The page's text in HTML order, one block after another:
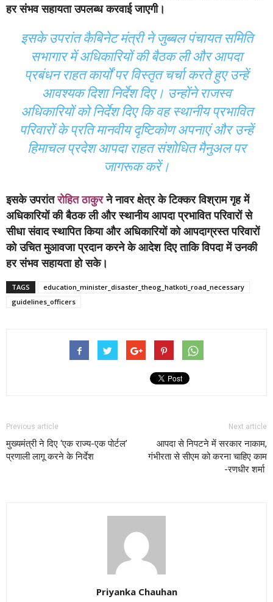
हर संभव सहायता उपलब्ध करवाई जाएगी।
इसके उपरांत कैबिनेट मंत्री ने जुब्बल पंचायत समिति
सभागार में अधिकारियों की बैठक ली और आपदा
प्रबंधन राहत कार्यों पर विस्तृत चर्चा करते हुए उन्हें
आवश्यक दिशा निर्देश दिए। उन्होंने राजस्व
अधिकारियों को निर्देश दिए कि वह स्थानीय प्रभावित
परिवारों के प्रति मानवीय दृष्टिकोण अपनाएं और उन्हें
हिमाचल प्रदेश आपदा राहत संशोधित मैनुअल पर
जागरूक करें।
इसके उपरांतरोहित ठाकुरने नावर क्षेत्र के टिक्कर विश्राम गृह में
अधिकारियों की बैठक ली और स्थानीय आपदा प्रभावित परिवारों से
सीधा संवाद स्थापित किया और अधिकारियों को आपदाग्रस्त परिवारों
को उचित मुआवजा प्रदान करने के आदेश दिए ताकि विपदा में उनकी
हर संभव सहायता हो सके।
TAGS
education_minister_disaster_theog_hatkoti_road_necessary
guidelines_officers
Previous article
मुख्यमंत्री ने दिए ‘एक राज्य-एक पोर्टल’
प्रणाली लागू करने के निर्देश
Next article
आपदा से निपटने में सरकार नाकाम,
गंभीरता से सीएम को करना चाहिए काम
-रणधीर शर्मा
Priyanka Chauhan